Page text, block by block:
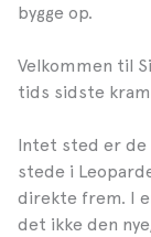
bygge op.
Velkommen til
tids sidste
Intet sted er de
stede i
direkte frem. I
det ikke den